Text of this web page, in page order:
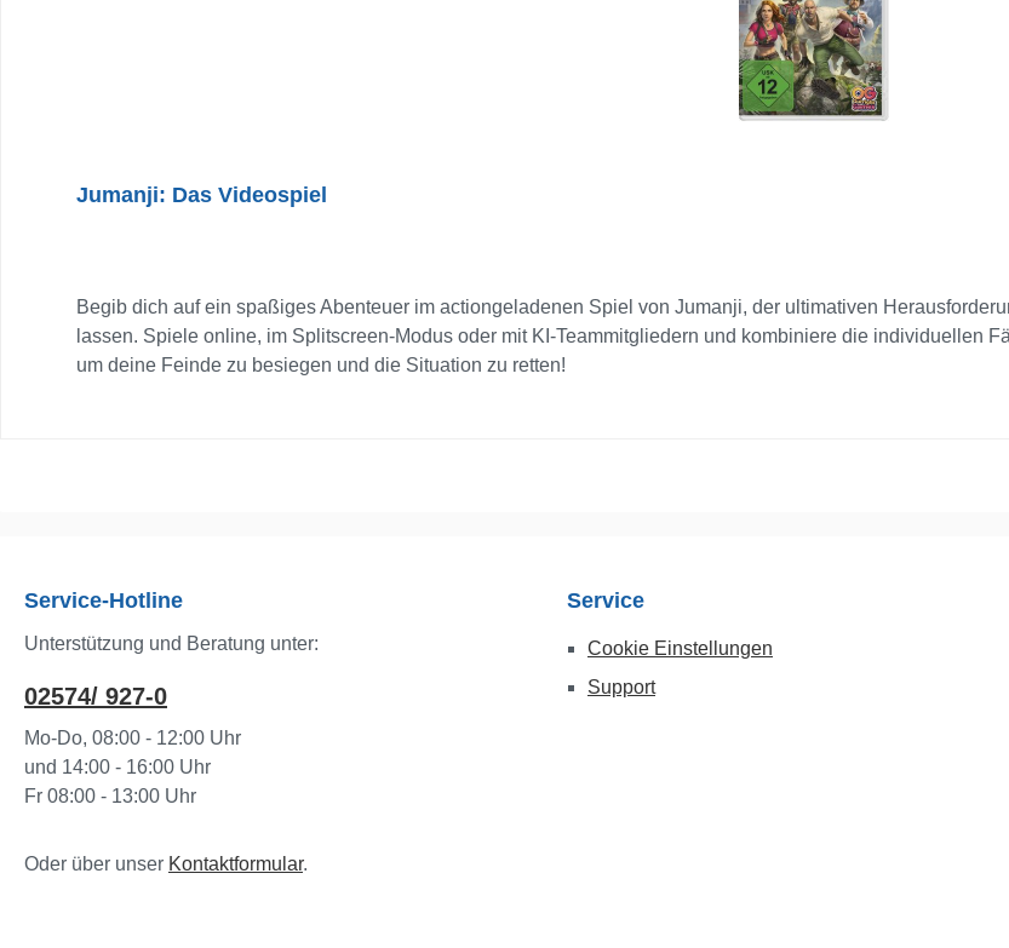
Jumanji: Das Videospiel
Begib dich auf ein spaßiges Abenteuer im actiongeladenen Spiel von Jumanji, der ultimativen
lassen. Spiele online, im Splitscreen-Modus oder mit KI-Teammitgliedern und kombiniere die individuellen
um deine Feinde zu besiegen und die Situation zu retten!
Service-Hotline
Unterstützung und Beratung unter:
02574/ 927-0
Mo-Do, 08:00 - 12:00 Uhr
und 14:00 - 16:00 Uhr
Fr 08:00 - 13:00 Uhr
Oder über unser Kontaktformular.
Service
Cookie Einstellungen
Support